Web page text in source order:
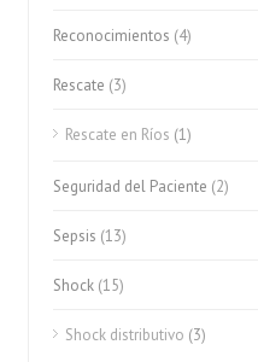
Reconocimientos (4)
Rescate (3)
Rescate en Ríos (1)
Seguridad del Paciente (2)
Sepsis (13)
Shock (15)
Shock distributivo (3)